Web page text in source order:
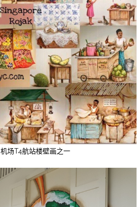
机场T4航站楼壁画之一